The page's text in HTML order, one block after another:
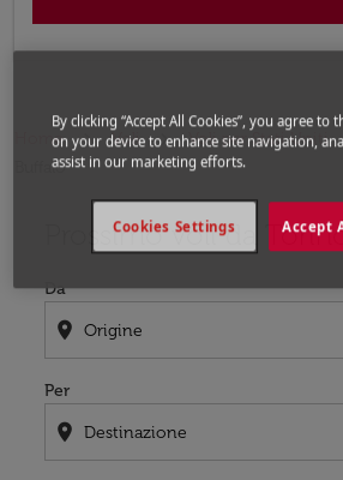
Home Voli Voli per Stati Uniti
Buffalo
Prossimo voli da
Da
location_on
Per
location_on
Prova ad aggiornare il tuo
By clicking “Accept All Cookies”, you agree to
on your device to enhance site navigation,
assist in our marketing efforts.
Accept
Cookies Settings